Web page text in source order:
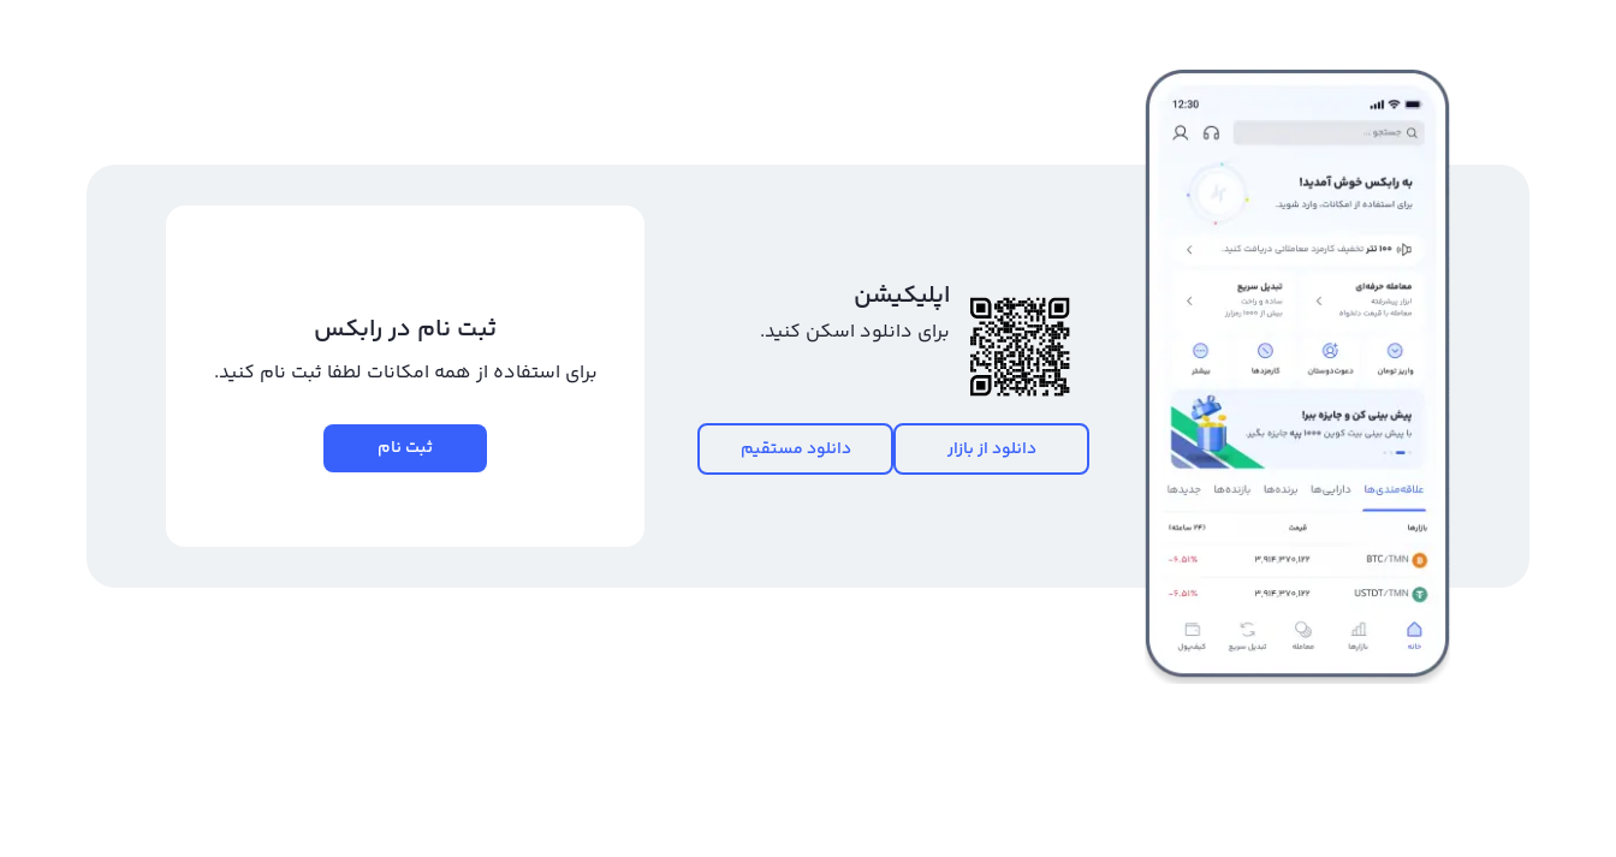
اپلیکیشن
برای دانلود اسکن کنید.
دانلود از بازار دانلود مستقیم
ثبت نام در رابکس
برای استفاده از همه امکانات لطفا ثبت نام کنید.
ثبت نام